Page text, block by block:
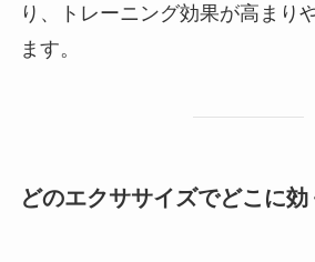
り、トレーニング効果が高まり
ます。
どのエクササイズでどこに効